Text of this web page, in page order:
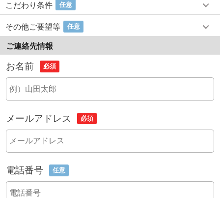
こだわり条件 任意
その他ご要望等 任意
ご連絡先情報
お名前 必須
メールアドレス 必須
電話番号 任意